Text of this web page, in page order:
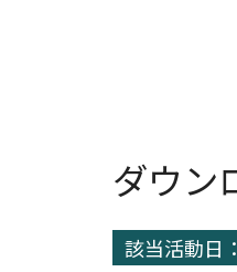
ダウン
該当活動日